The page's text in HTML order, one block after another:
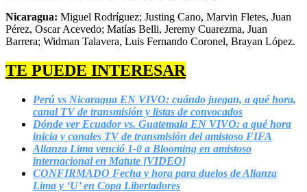
Nicaragua: Miguel Rodríguez; Justing Cano, Marvin Fletes, Juan
Pérez, Oscar Acevedo; Matías Belli, Jeremy Cuarezma, Juan
Barrera; Widman Talavera, Luis Fernando Coronel, Brayan López.
TE PUEDE INTERESAR
Perú vs Nicaragua EN VIVO: cuándo juegan, a qué hora,
canal TV de transmisión y listas de convocados
Dónde ver Ecuador vs. Guatemala EN VIVO: a qué hora
inicia y canales TV de transmisión del amistoso FIFA
Alianza Lima venció 1-0 a Blooming en amistoso
internacional en Matute [VIDEO]
CONFIRMADO Fecha y hora para duelos de Alianza
Lima y ‘U’ en Copa Libertadores